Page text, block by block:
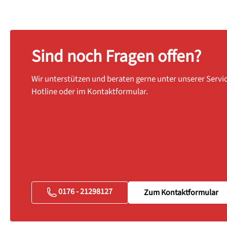
Sind noch Fragen offen?
Wir unterstützen und beraten gerne unter unserer
Hotline oder im Kontaktformular.
0176 - 21298127 Zum Kontaktformular